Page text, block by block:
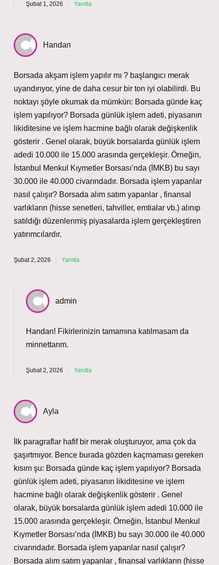
Şubat 1, 2026 Yanıtla
Handan
Borsada akşam işlem yapılır mı ? başlangıcı merak
uyandırıyor, yine de daha cesur bir ton iyi olabilirdi. Bu
noktayı şöyle okumak da mümkün: Borsada günde kaç
işlem yapılıyor? Borsada günlük işlem adeti, piyasanın
likiditesine ve işlem hacmine bağlı olarak değişkenlik
gösterir . Genel olarak, büyük borsalarda günlük işlem
adedi 10.000 ile 15.000 arasında gerçekleşir. Örneğin,
İstanbul Menkul Kıymetler Borsası’nda (İMKB) bu sayı
30.000 ile 40.000 civarındadır. Borsada işlem yapanlar
nasıl çalışır? Borsada alım satım yapanlar , finansal
varlıkların (hisse senetleri, tahviller, emtialar vb.) alınıp
satıldığı düzenlenmiş piyasalarda işlem gerçekleştiren
yatırımcılardır.
Şubat 2, 2026 Yanıtla
admin
Handan! Fikirlerinizin tamamına katılmasam da
minnettarım.
Şubat 2, 2026 Yanıtla
Ayla
İlk paragraflar hafif bir merak oluşturuyor, ama çok da
şaşırtmıyor. Bence burada gözden kaçmaması gereken
kısım şu: Borsada günde kaç işlem yapılıyor? Borsada
günlük işlem adeti, piyasanın likiditesine ve işlem
hacmine bağlı olarak değişkenlik gösterir . Genel
olarak, büyük borsalarda günlük işlem adedi 10.000 ile
15.000 arasında gerçekleşir. Örneğin, İstanbul Menkul
Kıymetler Borsası’nda (İMKB) bu sayı 30.000 ile 40.000
civarındadır. Borsada işlem yapanlar nasıl çalışır?
Borsada alım satım yapanlar , finansal varlıkların (hisse